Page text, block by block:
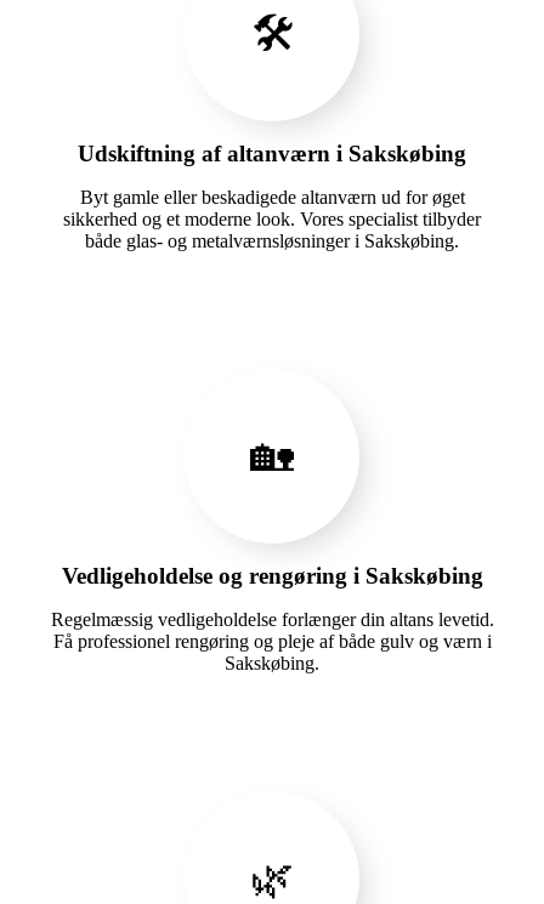
🛠️
Udskiftning af altanværn i Sakskøbing
Byt gamle eller beskadigede altanværn ud for øget
sikkerhed og et moderne look. Vores specialist tilbyder
både glas- og metalværnsløsninger i Sakskøbing.
🏡
Vedligeholdelse og rengøring i Sakskøbing
Regelmæssig vedligeholdelse forlænger din altans levetid.
Få professionel rengøring og pleje af både gulv og værn i
Sakskøbing.
🌿